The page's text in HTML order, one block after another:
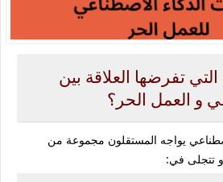
تفرضها العلاقة بين
و العمل الحر؟
يواجه المستقلون مجموعة من
تتجلى في: